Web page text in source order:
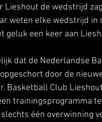
de wedstrijd
weten elke wedstrijd
geluk een keer aan
dat de Nederlandse
door de
Basketball Club
trainingsprogramma
één overwinning